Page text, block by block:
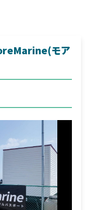
モア